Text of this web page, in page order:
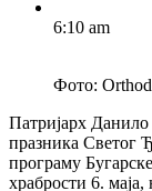
6:10 am
Фото:
Патријарх Данило
празника Светог
програму
храбрости 6. маја,